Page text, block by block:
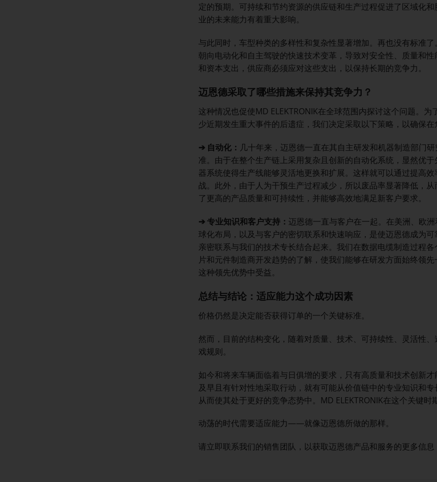
定的预期。可持续和节约资源的供应链和生产过程促进了区域化
业的未来能力有着重大影响。
与此同时，车型种类的多样性和复杂性显著增加。再也没有标准
朝向电动化和自主驾驶的快速技术变革，导致对安全性、质量和
和资本支出，供应商必须应对这些支出，以保持长期的竞争力。
迈恩德采取了哪些措施来保持其竞争力？
这种情况也促使MD ELEKTRONIK在全球范围内探讨这个问题。
少近期发生重大事件的后遗症，我们决定采取以下策略，以确保在
➔ 自动化： 几十年来，迈恩德一直在其自主研发和机器制造部门
准。由于在整个生产链上采用复杂且创新的自动化系统，显然优
器系统使得生产线能够灵活地更换和扩展。这样就可以通过提高
战。此外，由于人为干预生产过程减少，所以废品率显著降低，
了更高的产品质量和可持续性，并能够高效地满足新客户要求。
➔专业知识和客户支持： 迈恩德一直与客户在一起。在美洲、欧
球化布局，以及与客户的密切联系和快速响应，是使迈恩德成为
亲密联系与我们的技术专长结合起来。我们在数据电缆制造过程
片和元件制造商开发趋势的了解，使我们能够在研发方面始终领
这种领先优势中受益。
总结与结论：适应能力这个成功因素
价格仍然是决定能否获得订单的一个关键标准。
然而，目前的结构变化，随着对质量、技术、可持续性、灵活性
戏规则。
如今和将来车辆面临着与日俱增的要求，只有高质量和技术创新
及早且有针对性地采取行动，就有可能从价值链中的专业知识和
从而使其处于更好的竞争态势中。MD ELEKTRONIK在这个关键时
动荡的时代需要适应能力——就像迈恩德所做的那样。
请立即联系我们的销售团队，以获取迈恩德产品和服务的更多信息